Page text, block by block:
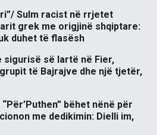
Sulm racist në rrjetet
grek me origjinë shqiptare:
duhet të flasësh
sigurisë së lartë në Fier,
të Bajrajve dhe një tjetër,
bëhet nënë për
me dedikimin: Dielli im,